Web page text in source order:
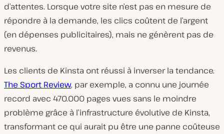
d’attentes. Lorsque votre site n’est pas en mesure de
répondre à la demande, les clics coûtent de l’argent
(en dépenses publicitaires), mais ne génèrent pas de
revenus.
Les clients de Kinsta ont réussi à inverser la tendance.
The Sport Review, par exemple, a connu une journée
record avec 470.000 pages vues sans le moindre
problème grâce à l’infrastructure évolutive de Kinsta,
transformant ce qui aurait pu être une panne coûteuse